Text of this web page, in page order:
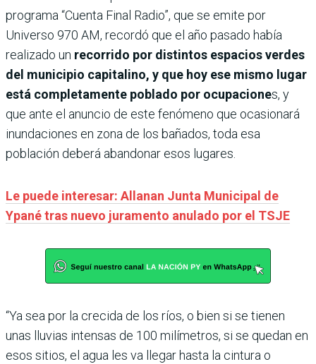
programa “Cuenta Final Radio”, que se emite por
Universo 970 AM, recordó que el año pasado había
realizado un recorrido por distintos espacios verdes
del municipio capitalino, y que hoy ese mismo lugar
está completamente poblado por ocupaciones, y
que ante el anuncio de este fenómeno que ocasionará
inundaciones en zona de los bañados, toda esa
población deberá abandonar esos lugares.
Le puede interesar: Allanan Junta Municipal de
Ypané tras nuevo juramento anulado por el TSJE
“Ya sea por la crecida de los ríos, o bien si se tienen
unas lluvias intensas de 100 milímetros, si se quedan en
esos sitios, el agua les va llegar hasta la cintura o